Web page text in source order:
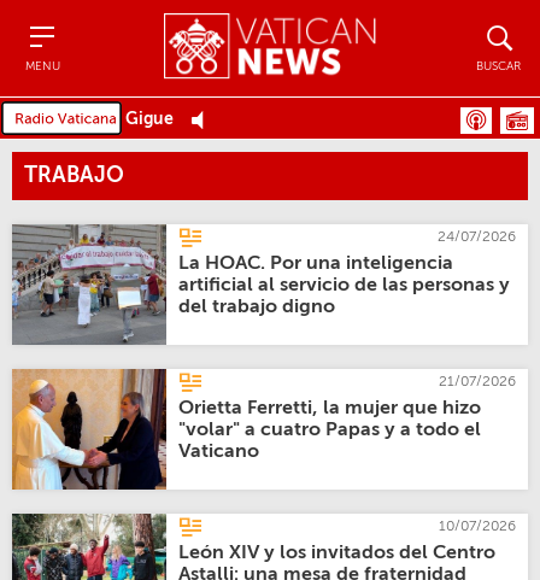
MENU BUSCAR
Gigue
TRABAJO
24/07/2026
La HOAC. Por una inteligencia
artificial al servicio de las personas y
del trabajo digno
21/07/2026
Orietta Ferretti, la mujer que hizo
"volar" a cuatro Papas y a todo el
Vaticano
10/07/2026
León XIV y los invitados del Centro
Astalli: una mesa de fraternidad